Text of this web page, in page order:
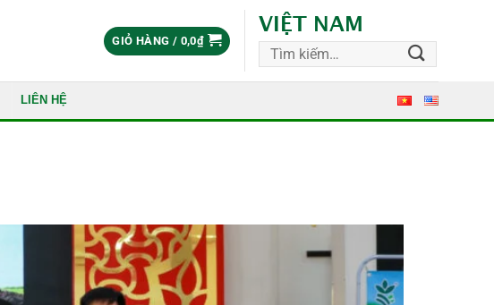
GIỎ HÀNG / 0,0₫
VIỆT NAM
Tìm
kiếm:
LIÊN HỆ